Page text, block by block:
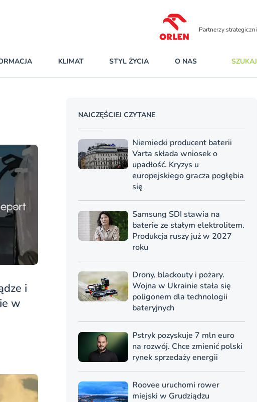
Partnerzy strategiczni
KLIMAT STYL ŻYCIA O NAS SZUKAJ
i
w
NAJCZĘŚCIEJ CZYTANE
Niemiecki producent baterii
Varta składa wniosek o
upadłość. Kryzys u
europejskiego gracza pogłębia
się
Samsung SDI stawia na
baterie ze stałym elektrolitem.
Produkcja ruszy już w 2027
roku
Drony, blackouty i pożary.
Wojna w Ukrainie stała się
poligonem dla technologii
bateryjnych
Pstryk pozyskuje 7 mln euro
na rozwój. Chce zmienić polski
rynek sprzedaży energii
Roovee uruchomi rower
miejski w Grudziądzu